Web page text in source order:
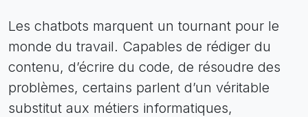
Les chatbots marquent un tournant pour le
monde du travail. Capables de rédiger du
contenu, d’écrire du code, de résoudre des
problèmes, certains parlent d’un véritable
substitut aux métiers informatiques,